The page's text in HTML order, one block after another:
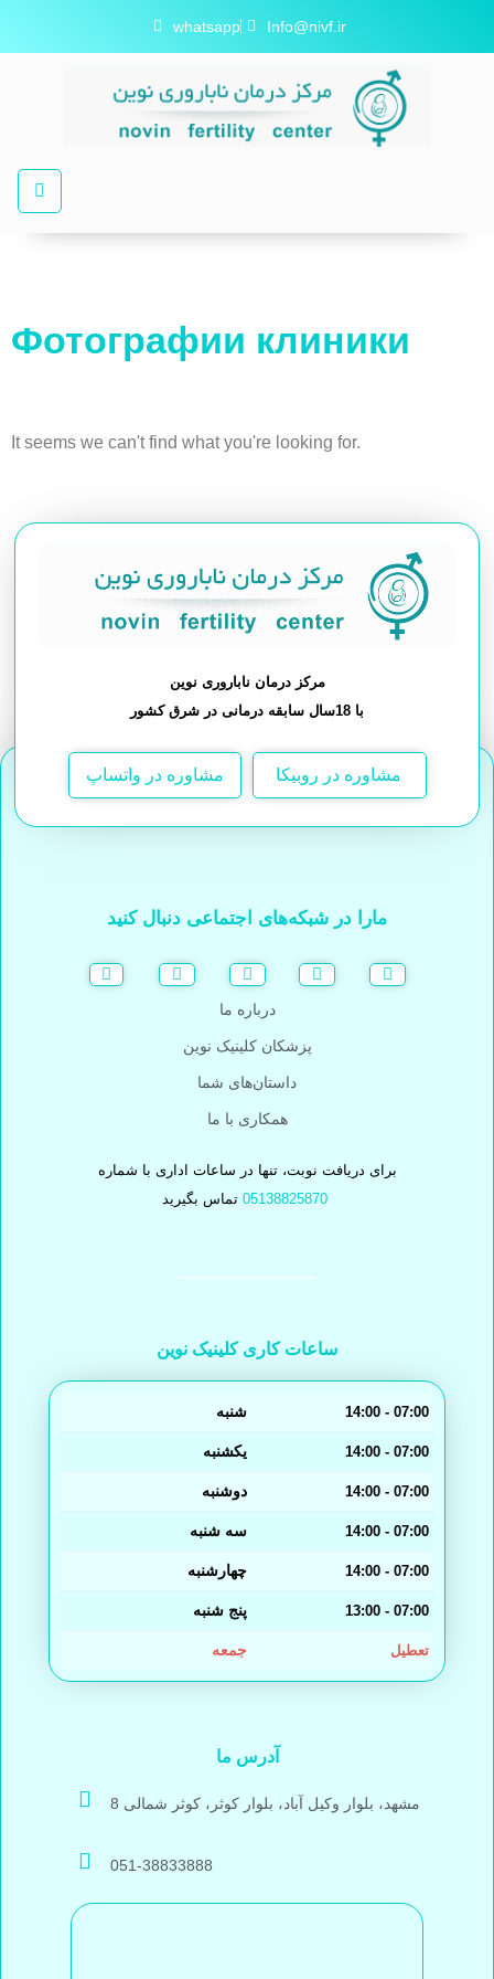
whatsapp Info@nivf.ir
Фотографии клиники
It seems we can't find what you're looking for.
مرکز درمان ناباروری نوین
با 18سال سابقه درمانی در شرق کشور
مشاوره در واتساپ مشاوره در روبیکا
مارا در شبکه‌های اجتماعی دنبال کنید
درباره ما
پزشکان کلینیک نوین
داستان‌های شما
همکاری با ما
برای دریافت نوبت، تنها در ساعات اداری با شماره
05138825870 تماس بگیرید
ساعات کاری کلینیک نوین
شنبه 14:00 - 07:00
یکشنبه 14:00 - 07:00
دوشنبه 14:00 - 07:00
سه شنبه 14:00 - 07:00
چهارشنبه 14:00 - 07:00
پنج شنبه 13:00 - 07:00
جمعه تعطیل
آدرس ما
مشهد، بلوار وکیل آباد، بلوار کوثر، کوثر شمالی 8
051-38833888